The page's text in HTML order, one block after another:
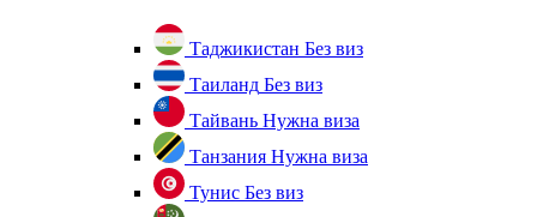
Таджикистан Без виз
Таиланд Без виз
Тайвань Нужна виза
Танзания Нужна виза
Тунис Без виз